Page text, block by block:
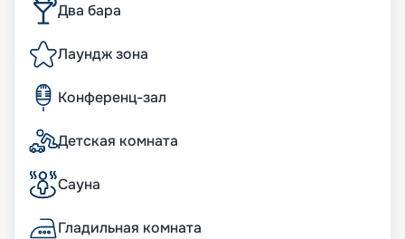
Два бара
Лаундж зона
Конференц-зал
Детская комната
Сауна
Гладильная комната